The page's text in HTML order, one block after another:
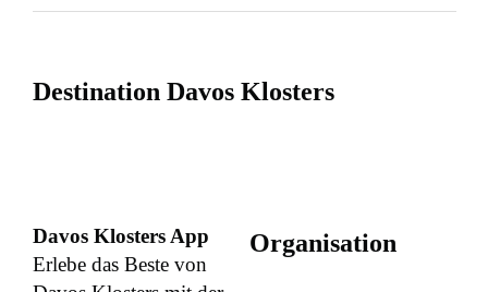
Destination Davos Klosters
Davos Klosters App
Erlebe das Beste von
Organisation